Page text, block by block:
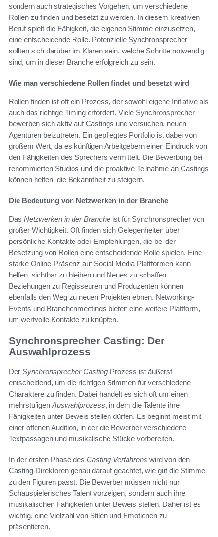
sondern auch strategisches Vorgehen, um verschiedene
Rollen zu finden und besetzt zu werden. In diesem kreativen
Beruf spielt die Fähigkeit, die eigenen Stimme einzusetzen,
eine entscheidende Rolle. Potenzielle Synchronsprecher
sollten sich darüber im Klaren sein, welche Schritte notwendig
sind, um in dieser Branche erfolgreich zu sein.
Wie man verschiedene Rollen findet und besetzt wird
Rollen finden ist oft ein Prozess, der sowohl eigene Initiative als
auch das richtige Timing erfordert. Viele Synchronsprecher
bewerben sich aktiv auf Castings und versuchen, neuen
Agenturen beizutreten. Ein gepflegtes Portfolio ist dabei von
großem Wert, da es künftigen Arbeitgebern einen Eindruck von
den Fähigkeiten des Sprechers vermittelt. Die Bewerbung bei
renommierten Studios und die proaktive Teilnahme an Castings
können helfen, die Bekanntheit zu steigern.
Die Bedeutung von Netzwerken in der Branche
Das Netzwerken in der Branche ist für Synchronsprecher von
großer Wichtigkeit. Oft finden sich Gelegenheiten über
persönliche Kontakte oder Empfehlungen, die bei der
Besetzung von Rollen eine entscheidende Rolle spielen. Eine
starke Online-Präsenz auf Social Media Plattformen kann
helfen, sichtbar zu bleiben und Neues zu schaffen.
Beziehungen zu Regisseuren und Produzenten können
ebenfalls den Weg zu neuen Projekten ebnen. Networking-
Events und Branchenmeetings bieten eine weitere Plattform,
um wertvolle Kontakte zu knüpfen.
Synchronsprecher Casting: Der
Auswahlprozess
Der Synchronsprecher Casting-Prozess ist äußerst
entscheidend, um die richtigen Stimmen für verschiedene
Charaktere zu finden. Dabei handelt es sich oft um einen
mehrstufigen Auswahlprozess, in dem die Talente ihre
Fähigkeiten unter Beweis stellen dürfen. Es beginnt meist mit
einer offenen Audition, in der die Bewerber verschiedene
Textpassagen und musikalische Stücke vorbereiten.
In der ersten Phase des Casting Verfahrens wird von den
Casting-Direktoren genau darauf geachtet, wie gut die Stimme
zu den Figuren passt. Die Bewerber müssen nicht nur
Schauspielerisches Talent vorzeigen, sondern auch ihre
musikalischen Fähigkeiten unter Beweis stellen. Daher ist es
wichtig, eine Vielzahl von Stilen und Emotionen zu
präsentieren.